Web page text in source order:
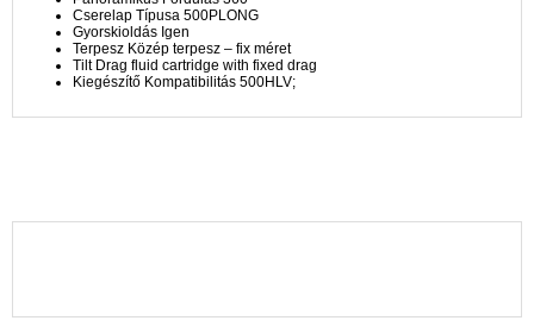
Cserelap Típusa 500PLONG
Gyorskioldás Igen
Terpesz Közép terpesz – fix méret
Tilt Drag fluid cartridge with fixed drag
Kiegészítő Kompatibilitás 500HLV;